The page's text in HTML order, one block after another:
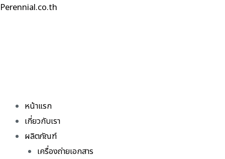
Skip
Perennial.co.th
หน้าแรก
เกี่ยวกับเรา
ผลิตภัณฑ์
เครื่องถ่ายเอกสาร